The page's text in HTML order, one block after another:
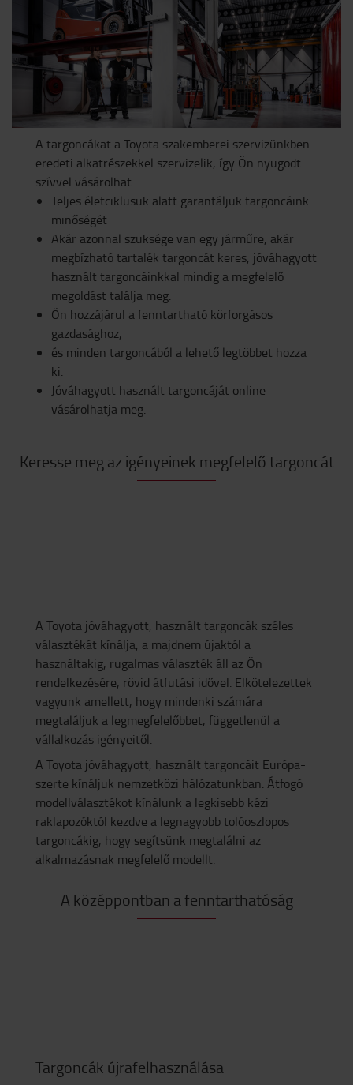
A targoncákat a Toyota szakemberei szervizünkben
eredeti alkatrészekkel szervizelik, így Ön nyugodt
szívvel vásárolhat:
Teljes életciklusuk alatt garantáljuk targoncáink
minőségét
Akár azonnal szüksége van egy járműre, akár
megbízható tartalék targoncát keres, jóváhagyott
használt targoncáinkkal mindig a megfelelő
megoldást találja meg.
Ön hozzájárul a fenntartható körforgásos
gazdasághoz,
és minden targoncából a lehető legtöbbet hozza
ki.
Jóváhagyott használt targoncáját online
vásárolhatja meg.
Keresse meg az igényeinek megfelelő targoncát
A Toyota jóváhagyott, használt targoncák széles
választékát kínálja, a majdnem újaktól a
használtakig, rugalmas választék áll az Ön
rendelkezésére, rövid átfutási idővel. Elkötelezettek
vagyunk amellett, hogy mindenki számára
megtaláljuk a legmegfelelőbbet, függetlenül a
vállalkozás igényeitől.
A Toyota jóváhagyott, használt targoncáit Európa-
szerte kínáljuk nemzetközi hálózatunkban. Átfogó
modellválasztékot kínálunk a legkisebb kézi
raklapozóktól kezdve a legnagyobb tolóoszlopos
targoncákig, hogy segítsünk megtalálni az
alkalmazásnak megfelelő modellt.
A középpontban a fenntarthatóság
Targoncák újrafelhasználása